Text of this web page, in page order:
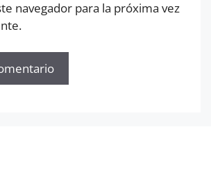
navegador para la próxima vez